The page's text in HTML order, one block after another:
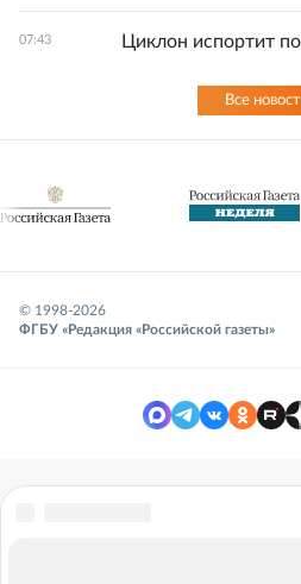
07:43 Циклон испортит
Все
© 1998-2026
ФГБУ «Редакция «Российской газеты»